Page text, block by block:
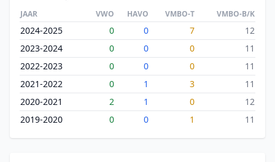
JAAR VWO HAVO VMBO-T VMBO-B/K
2024-2025 0 0 7
12
2023-2024
0 0 0
11
2022-2023
0 0 0
11
2021-2022
0 1 3
11
2020-2021
2 1 0
12
2019-2020
0 0 1 11